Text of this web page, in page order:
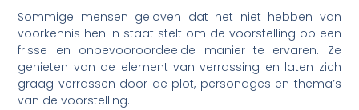
Sommige mensen geloven dat het niet hebben van
voorkennis hen in staat stelt om de voorstelling op een
frisse en onbevooroordeelde manier te ervaren. Ze
genieten van de element van verrassing en laten zich
graag verrassen door de plot, personages en thema’s
van de voorstelling.